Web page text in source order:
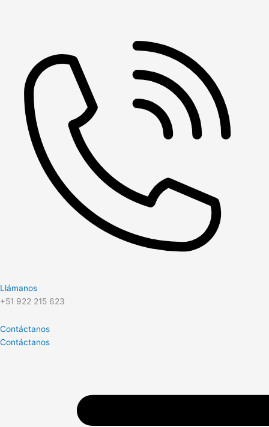
Llámanos
+51 922 215 623
Contáctanos
Contáctanos